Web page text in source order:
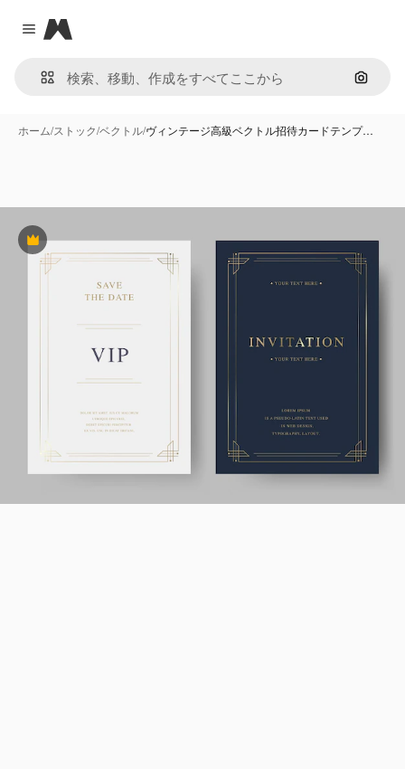
Close menu
Magnific
画像で
ホーム/ストック/ベクトル/ヴィンテージ高級ベクトル招待カードテンプ…
Premium